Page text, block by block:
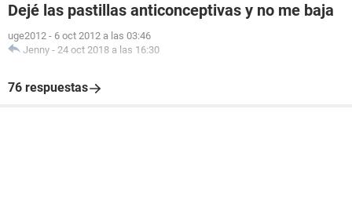
Dejé las pastillas anticonceptivas y no me baja
uge2012 - 6 oct 2012 a las 03:46
Jenny - 24 oct 2018 a las 16:30
76 respuestas